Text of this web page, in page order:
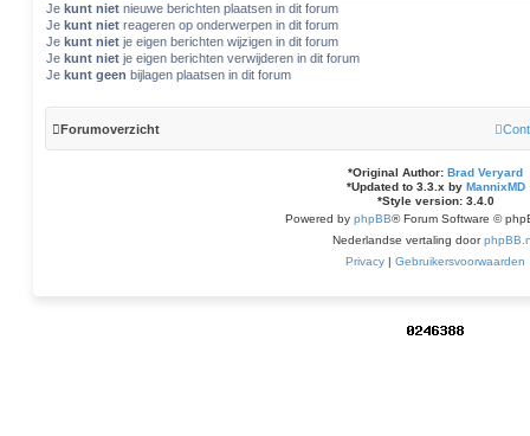
Je kunt niet nieuwe berichten plaatsen in dit forum
Je kunt niet reageren op onderwerpen in dit forum
Je kunt niet je eigen berichten wijzigen in dit forum
Je kunt niet je eigen berichten verwijderen in dit forum
Je kunt geen bijlagen plaatsen in dit forum
Forumoverzicht
*Original Author: Brad Veryard
*Updated to 3.3.x by MannixMD
*Style version: 3.4.0
Powered by phpBB® Forum Software ©
Nederlandse vertaling door
Privacy | Gebruikersvoorwaarden